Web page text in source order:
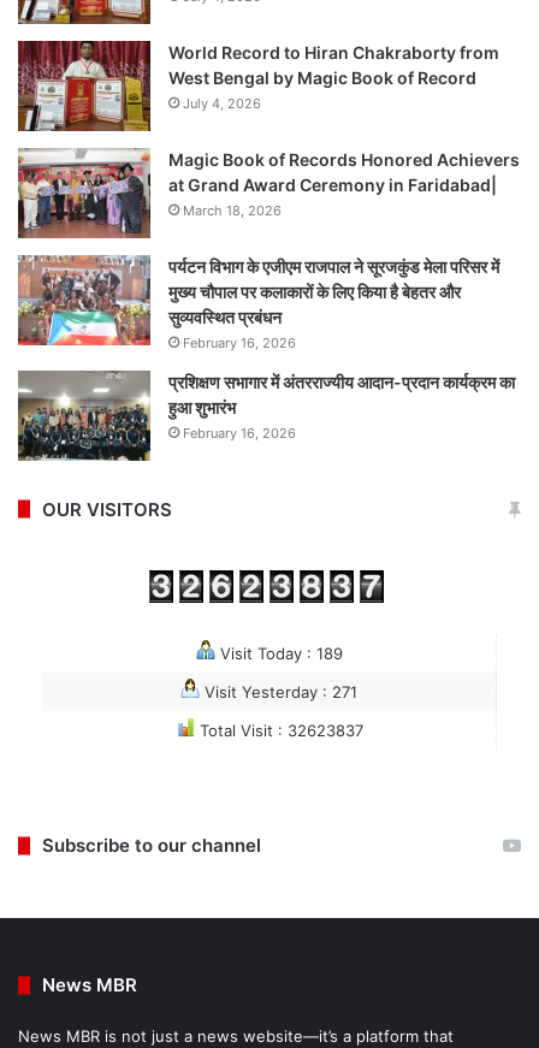
World Record to Hiran Chakraborty from
West Bengal by Magic Book of Record
July 4, 2026
Magic Book of Records Honored Achievers
at Grand Award Ceremony in Faridabad|
March 18, 2026
पर्यटन विभाग के एजीएम राजपाल ने सूरजकुंड मेला परिसर में
मुख्य चौपाल पर कलाकारों के लिए किया है बेहतर और
सुव्यवस्थित प्रबंधन
February 16, 2026
प्रशिक्षण सभागार में अंतरराज्यीय आदान-प्रदान कार्यक्रम का
हुआ शुभारंभ
February 16, 2026
OUR VISITORS
Visit Today : 189
Visit Yesterday : 271
Total Visit : 32623837
Subscribe to our channel
News MBR
News MBR is not just a news website—it’s a platform that